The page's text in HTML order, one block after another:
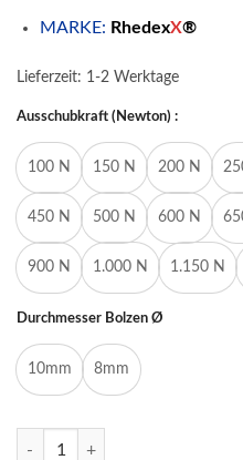
MARKE: RhedexX®
Lieferzeit: 1-2 Werktage
Ausschubkraft (Newton) :
100 N 150 N 200 N
450 N 500 N 600 N
900 N 1.000 N 1.150 N
Durchmesser Bolzen Ø
10mm 8mm
Gasdruckfeder